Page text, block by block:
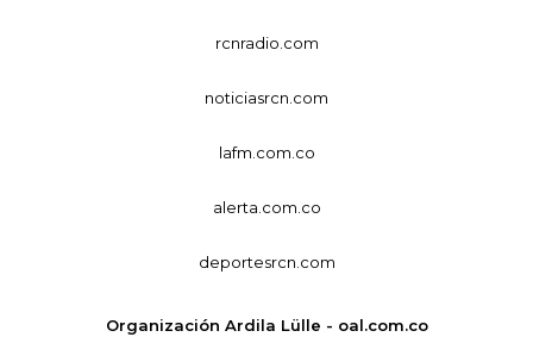
rcnradio.com
noticiasrcn.com
lafm.com.co
alerta.com.co
deportesrcn.com
Organización Ardila Lülle - oal.com.co